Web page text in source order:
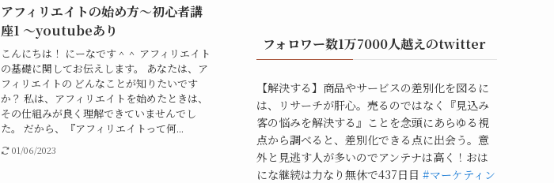
アフィリエイトの始め方～初心者講
座1 ～youtubeあり
こんにちは！ にーなです＾＾ アフィリエイト
の基礎に関してお伝えします。 あなたは、ア
フィリエイトの どんなことが知りたいです
か？ 私は、アフィリエイトを始めたときは、
その仕組みが良く理解できていませんでし
た。 だから、『アフィリエイトって何...
01/06/2023
フォロワー数1万7000人越えのtwitter
【解決する】商品やサービスの差別化を図るに
は、リサーチが肝心。売るのではなく『見込み
客の悩みを解決する』ことを念頭にあらゆる視
点から調べると、差別化できる点に出会う。意
外と見逃す人が多いのでアンテナは高く！おは
にな継続は力なり無休で437日目 #マーケティン